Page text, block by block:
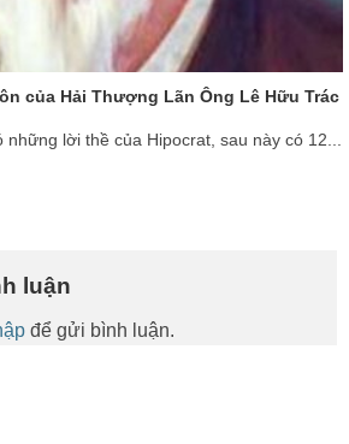
của Hải Thượng Lãn Ông Lê Hữu Trác
những lời thề của Hipocrat, sau này có 12...
luận
để gửi bình luận.